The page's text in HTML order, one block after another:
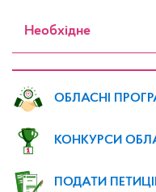
Необхідне
ОБЛАСНІ
КОНКУРСИ
ПОДАТИ